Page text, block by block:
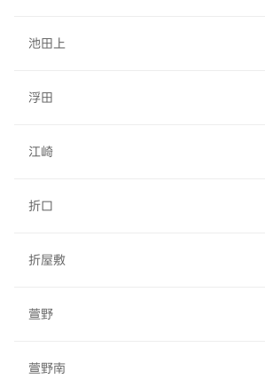
池田上
浮田
江崎
折口
折屋敷
萱野
萱野南